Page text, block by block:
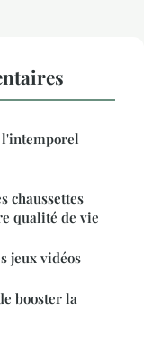
l'intemporel
chaussettes
qualité de vie
jeux vidéos
booster la